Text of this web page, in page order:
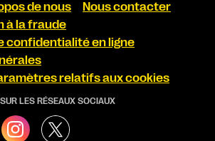
de nous
Nous contacter
à la fraude
confidentialité en ligne
relatifs aux cookies
LES RÉSEAUX SOCIAUX